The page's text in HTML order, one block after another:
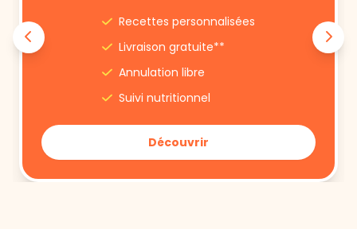
Recettes personnalisées
Livraison gratuite**
Annulation libre
Suivi nutritionnel
Découvrir